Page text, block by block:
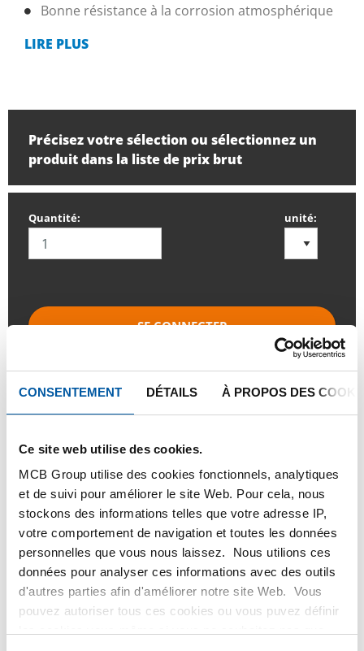
CONSENTEMENT DÉTAILS À PROPOS DES
Ce site web utilise des cookies.
MCB Group utilise des cookies fonctionnels, analytiques
et de suivi pour améliorer le site Web. Pour cela, nous
stockons des informations telles que votre adresse IP,
votre comportement de navigation et toutes les données
personnelles que vous nous laissez. Nous utilions ces
données pour analyser ces informations avec des outils
d'autres parties afin d'améliorer notre site Web. Vous
pouvez autoriser tous ces cookies ou vous puvez définir
Bonne résistance à la corrosion atmosphérique
LIRE PLUS
Précisez votre sélection ou sélectionnez un
produit dans la liste de prix brut
Quantité: unité:
SE CONNECTER
Veuillez vous connecter afin de pouvoir passer
commande
Commandez avec vos propres numéros d’articles
Calculez avec les prix actuels de Testas
Suivez votre commande avec Track&Trace
PRODUIT
DESCRIPTION DU PRODUIT
LISTE DE PRIX BRUT
TÉLÉCHARGEMENTS